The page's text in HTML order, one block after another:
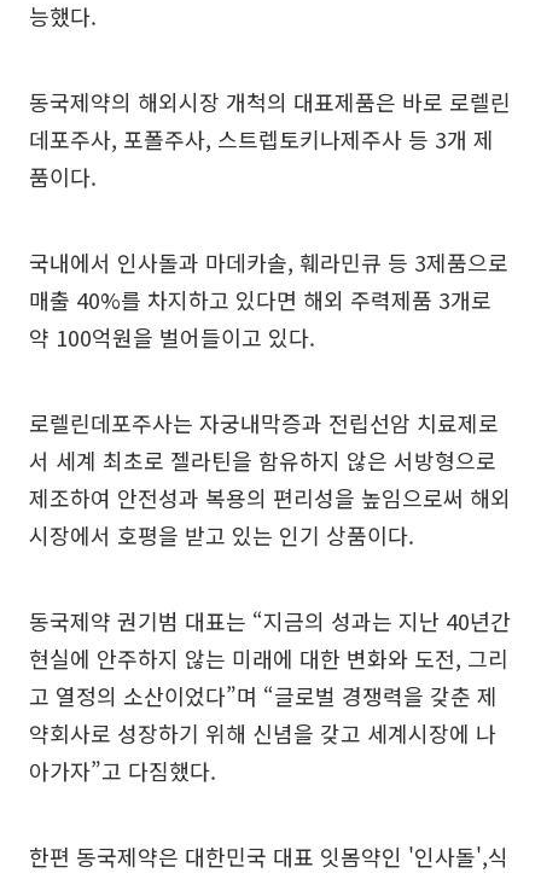
능했다.
동국제약의 해외시장 개척의 대표제품은 바로 로렐린
데포주사, 포폴주사, 스트렙토키나제주사 등 3개 제
품이다.
국내에서 인사돌과 마데카솔, 훼라민큐 등 3제품으로
매출 40%를 차지하고 있다면 해외 주력제품 3개로
약 100억원을 벌어들이고 있다.
로렐린데포주사는 자궁내막증과 전립선암 치료제로
서 세계 최초로 젤라틴을 함유하지 않은 서방형으로
제조하여 안전성과 복용의 편리성을 높임으로써 해외
시장에서 호평을 받고 있는 인기 상품이다.
동국제약 권기범 대표는 “지금의 성과는 지난 40년간
현실에 안주하지 않는 미래에 대한 변화와 도전, 그리
고 열정의 소산이었다”며 “글로벌 경쟁력을 갖춘 제
약회사로 성장하기 위해 신념을 갖고 세계시장에 나
아가자”고 다짐했다.
한편 동국제약은 대한민국 대표 잇몸약인 '인사돌',식